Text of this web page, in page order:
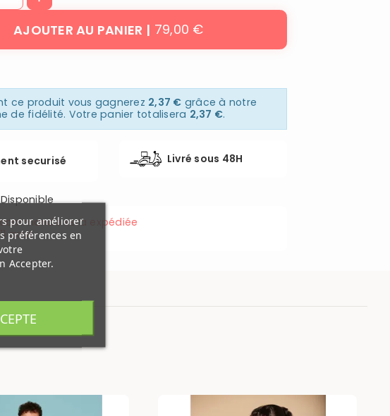
79,00 €
AJOUTER AU PANIER
ce produit vous gagnerez 2,37 € grâce à notre
de fidélité. Votre panier totalisera 2,37 €.
securisé Livré sous 48H
Disponible
sera expédiée
aout
pour améliorer
préférences en
Accepter.